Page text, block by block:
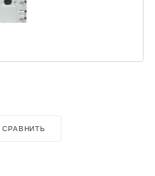
СРАВНИТЬ